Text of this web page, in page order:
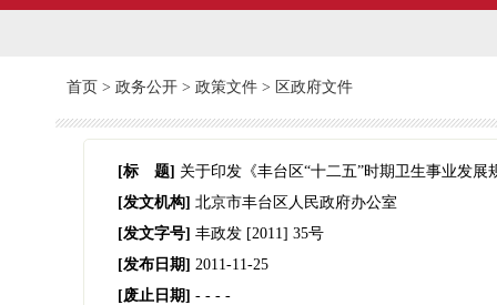
首页 > 政务公开 > 政策文件 > 区政府文件
[标 题] 关于印发《丰台区“十二五”时期卫生事业发展
[发文机构] 北京市丰台区人民政府办公室
[发文字号] 丰政发 [2011] 35号
[发布日期] 2011-11-25
[废止日期] - - - -